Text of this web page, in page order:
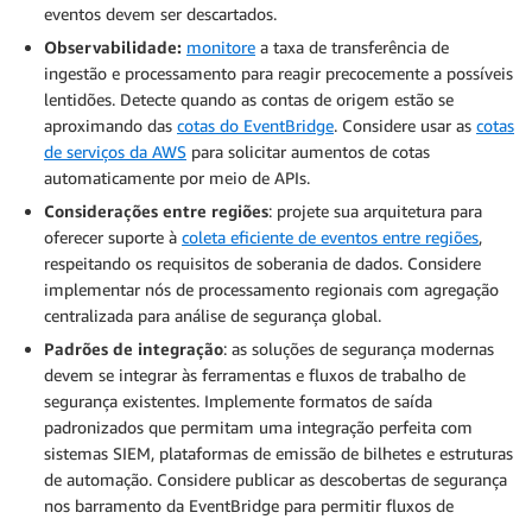
eventos devem ser descartados.
Observabilidade: monitore a taxa de transferência de
ingestão e processamento para reagir precocemente a possíveis
lentidões. Detecte quando as contas de origem estão se
aproximando das cotas do EventBridge. Considere usar as cotas
de serviços da AWS para solicitar aumentos de cotas
automaticamente por meio de APIs.
Considerações entre regiões: projete sua arquitetura para
oferecer suporte à coleta eficiente de eventos entre regiões,
respeitando os requisitos de soberania de dados. Considere
implementar nós de processamento regionais com agregação
centralizada para análise de segurança global.
Padrões de integração: as soluções de segurança modernas
devem se integrar às ferramentas e fluxos de trabalho de
segurança existentes. Implemente formatos de saída
padronizados que permitam uma integração perfeita com
sistemas SIEM, plataformas de emissão de bilhetes e estruturas
de automação. Considere publicar as descobertas de segurança
nos barramento da EventBridge para permitir fluxos de